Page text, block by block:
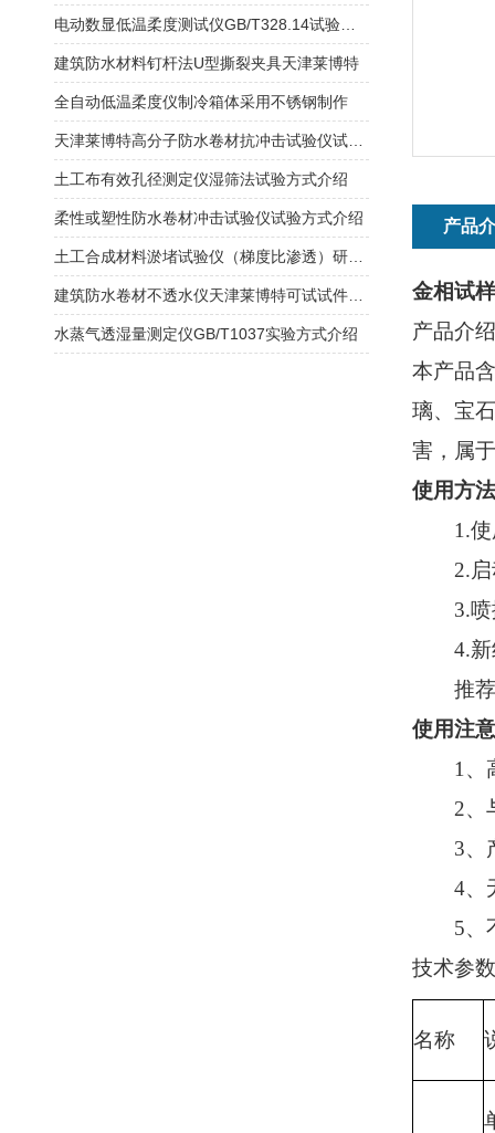
产品
金相试
产品介绍
本产品
璃、宝
害，属
使用方法
1.使用
2.启动
3.喷撒
4.新织
推荐配
使用注
1、
2、与
3、产
4、无
5、不
技术参
名称
建筑防水材料钉杆法U型撕裂夹具天津莱博特
全自动低温柔度仪制冷箱体采用不锈钢制作
土工布有效孔径测定仪湿筛法试验方式介绍
柔性或塑性防水卷材冲击试验仪试验方式介绍
水蒸气透湿量测定仪GB/T1037实验方式介绍